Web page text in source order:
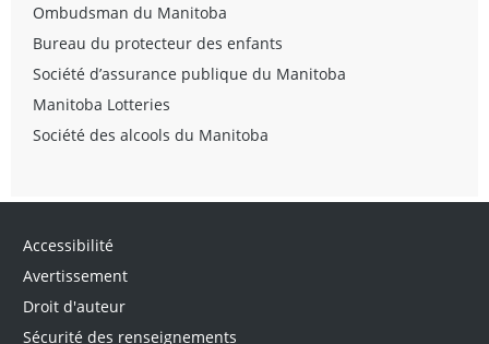
Ombudsman du Manitoba
Bureau du protecteur des enfants
Société d’assurance publique du Manitoba
Manitoba Lotteries
Société des alcools du Manitoba
Accessibilité
Avertissement
Droit d'auteur
Sécurité des renseignements